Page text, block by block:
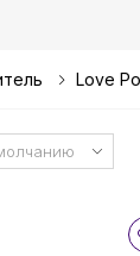
Love